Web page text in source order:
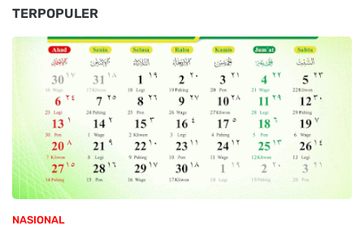
TERPOPULER
NASIONAL